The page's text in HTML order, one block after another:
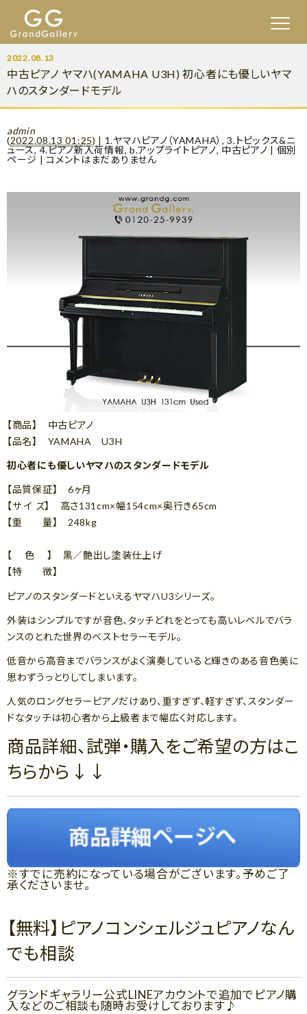
2022.08.13
中古ピアノ ヤマハ(YAMAHA U3H) 初心者にも優しいヤマ
ハのスタンダードモデル
admin
(2022.08.13 01:25) | 1.ヤマハピアノ（YAMAHA） ,3.トピックス&ニ
ュース,4.ピアノ新入荷情報, b.アップライトピアノ, 中古ピアノ | 個別
ページ |コメントはまだありません
【商品】 中古ピアノ
【品名】 YAMAHA U3H
初心者にも優しいヤマハのスタンダードモデル
【品質保証】 6ヶ月
【サ イ ズ】 高さ131cm×幅154cm×奥行き65cm
【重 量】 248kg
【 色 】 黒／艶出し塗装仕上げ
【特 徴】
ピアノのスタンダードといえるヤマハU3シリーズ。
外装はシンプルですが音色、タッチどれをとっても高いレベルでバラ
ンスのとれた世界のベストセラーモデル。
低音から高音までバランスがよく演奏していると輝きのある音色美に
思わずうっとりしてしまいます。
人気のロングセラーピアノだけあり、重すぎず、軽すぎず、スタンダー
ドなタッチは初心者から上級者まで幅広く対応します。
商品詳細、試弾・購入をご希望の方はこ
ちらから↓↓
※すでに売約になっている場合がございます。予めご了
承くださいませ。
【無料】ピアノコンシェルジュピアノなん
でも相談
グランドギャラリー公式LINEアカウントで追加でピアノ購
入などのご相談も随時お受けしております♪